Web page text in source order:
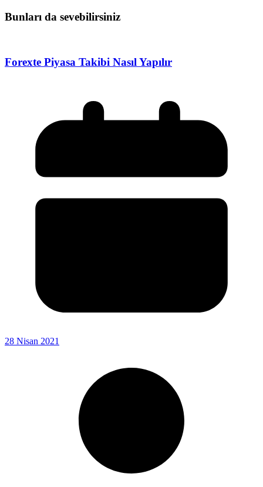
Bunları da sevebilirsiniz
Forexte Piyasa Takibi Nasıl Yapılır
28 Nisan 2021